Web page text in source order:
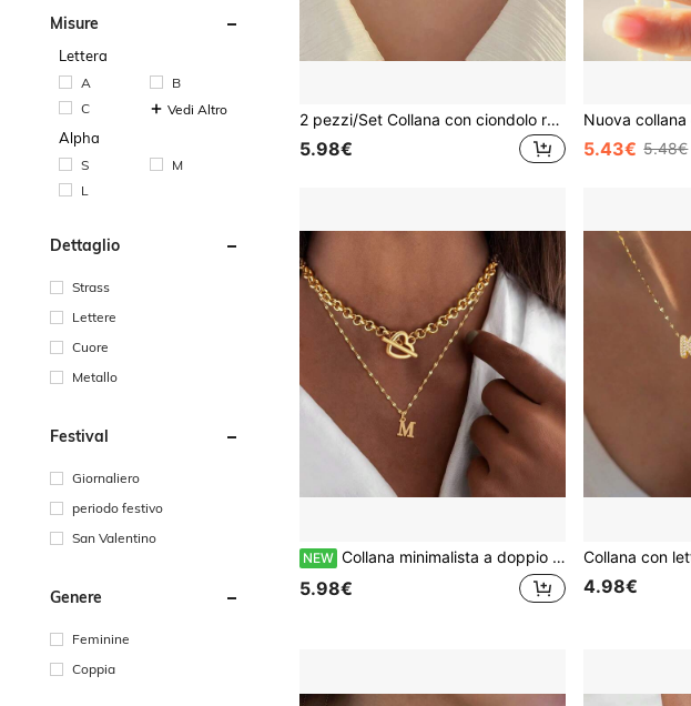
Misure
Lettera
A
B
C
Vedi Altro
Alpha
S
M
L
Dettaglio
Strass
Lettere
Cuore
Metallo
Festival
Giornaliero
periodo festivo
San Valentino
Genere
Feminine
Coppia
2 pezzi/Set Collana con ciondolo rotondo con lettera iniziale per donne e uomini, in acciaio inossidabile placcato oro, set di collane a strati con ciondoli alfabetici e catena a labbra, gioielli
5.98€ 5.43€ 5.48€
NEW Collana minimalista a doppio strato con lettera e cuore in acciaio inossidabile, collana combinata da donna con perla rotonda, placcata oro
5.98€ 4.98€